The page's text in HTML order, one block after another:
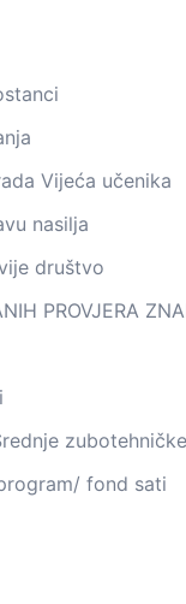
Vijeća učenika
nasilja
društvo
PROVJERA
fond sati